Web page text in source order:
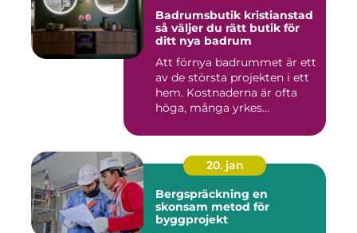
Badrumsbutik kristianstad
så väljer du rätt butik för
ditt nya badrum
Att förnya badrummet är ett
av de största projekten i ett
hem. Kostnaderna är ofta
höga, många yrkes...
20. jan
Bergspräckning en
skonsam metod för
byggprojekt